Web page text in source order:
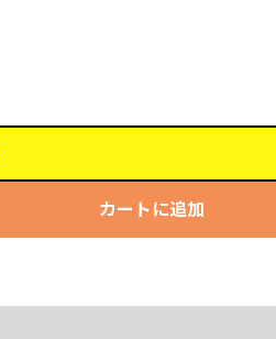
カートに追加